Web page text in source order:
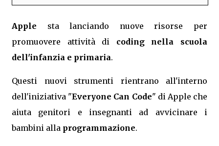
Apple sta lanciando nuove risorse per
promuovere attività di coding nella scuola
dell'infanzia e primaria.
Questi nuovi strumenti rientrano all'interno
dell'iniziativa "Everyone Can Code" di Apple che
aiuta genitori e insegnanti ad avvicinare i
bambini alla programmazione.